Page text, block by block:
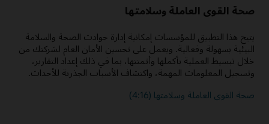
صحة القوى العاملة وسلامتها
يتيح هذا التطبيق للمؤسسات إمكانية إدارة حوادث الصحة والسلامة
البيئية بسهولة وفعالية. ويعمل على تحسين الأمان العام لشركتك من
خلال تبسيط العملية بأكملها وأتمتتها، بما في ذلك إعداد التقارير،
وتسجيل المعلومات المهمة، واكتشاف الأسباب الجذرية للأحداث.
صحة القوى العاملة وسلامتها (4:16)